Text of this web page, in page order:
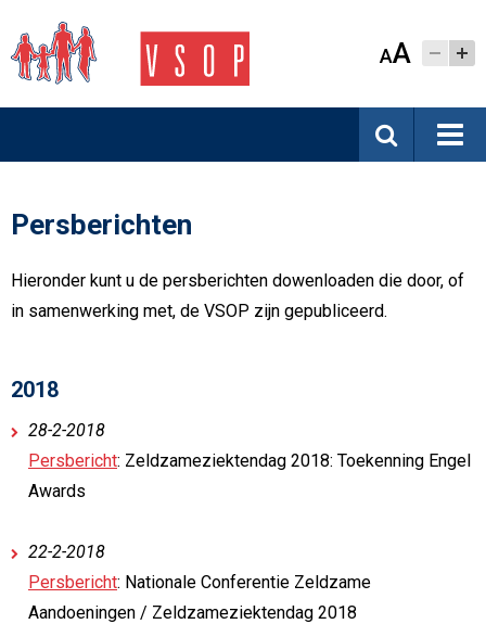
AA
Persberichten
Hieronder kunt u de persberichten dowenloaden die door, of
in samenwerking met, de VSOP zijn gepubliceerd.
2018
28-2-2018
Persbericht: Zeldzameziektendag 2018: Toekenning Engel
Awards
22-2-2018
Persbericht: Nationale Conferentie Zeldzame
Aandoeningen / Zeldzameziektendag 2018